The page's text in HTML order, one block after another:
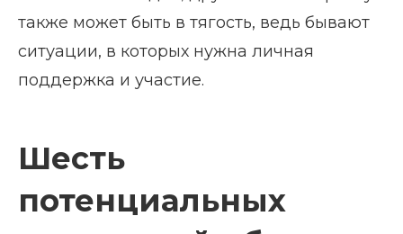
также может быть в тягость, ведь бывают
ситуации, в которых нужна личная
поддержка и участие.
Шесть
потенциальных